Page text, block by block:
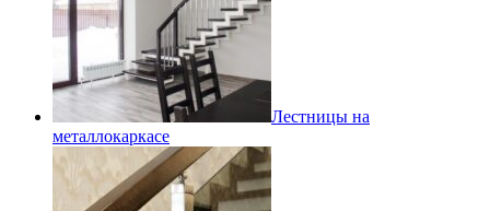
Лестницы на
металлокаркасе